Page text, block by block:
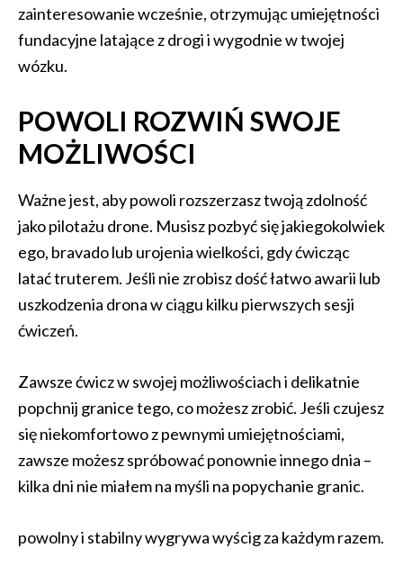
zainteresowanie wcześnie, otrzymując umiejętności
fundacyjne latające z drogi i wygodnie w twojej
wózku.
POWOLI ROZWIŃ SWOJE
MOŻLIWOŚCI
Ważne jest, aby powoli rozszerzasz twoją zdolność
jako pilotażu drone. Musisz pozbyć się jakiegokolwiek
ego, bravado lub urojenia wielkości, gdy ćwicząc
latać truterem. Jeśli nie zrobisz dość łatwo awarii lub
uszkodzenia drona w ciągu kilku pierwszych sesji
ćwiczeń.
Zawsze ćwicz w swojej możliwościach i delikatnie
popchnij granice tego, co możesz zrobić. Jeśli czujesz
się niekomfortowo z pewnymi umiejętnościami,
zawsze możesz spróbować ponownie innego dnia –
kilka dni nie miałem na myśli na popychanie granic.
powolny i stabilny wygrywa wyścig za każdym razem.